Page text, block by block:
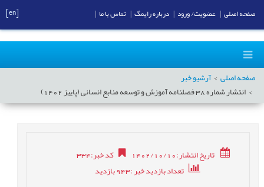
صفحه اصلی
آرشیو خبر
انتشار شماره 38 فصلنامه آموزش و توسعه منابع انسانی (پاییز 1402)
تاریخ انتشار:1402/10/10 کد خبر:
334
تعداد بازدید خبر:943 بازدید
صفحه اصلی عضویت/ ورود درباره رایمگ تماس با ما